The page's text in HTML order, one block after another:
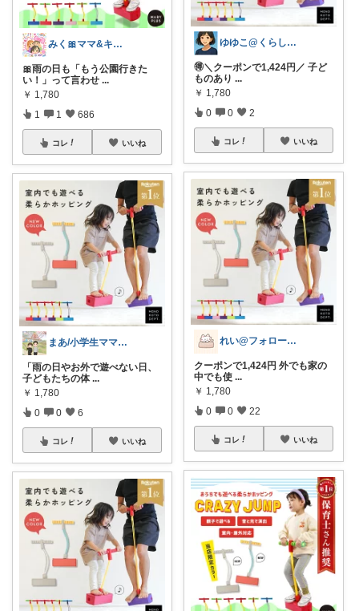
みく🎀ママ&キッズグッズ🎁
🎀雨の日も「もう公園行きた
い！」って言わせ ...
￥ 1,780
1 1 686
コレ いいね
まあ/小学生ママの転勤ROOM
「雨の日やお外で遊べない日、
子どもたちの体 ...
￥ 1,780
0 0 6
コレ いいね
ゆゆこ@くらしを楽に便利に✨
🉐＼クーポンで1,424円／ 子ど
ものあり ...
￥ 1,780
0 0 2
コレ いいね
れい@フォロー＆経由購入感謝です♪
クーポンで1,424円 外でも家の
中でも使 ...
￥ 1,780
0 0 22
コレ いいね